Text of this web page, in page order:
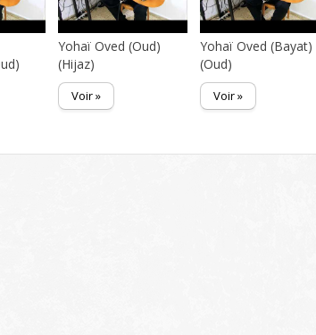
Yohaï Oved (Oud)
(Hijaz)
Voir »
Yohaï Oved (Bayat)
(Oud)
Voir »